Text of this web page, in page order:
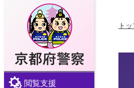
京都府警察
閲覧支援
ト